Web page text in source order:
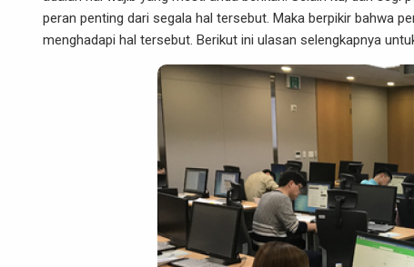
peran penting dari segala hal tersebut. Maka berpikir bahwa
menghadapi hal tersebut. Berikut ini ulasan selengkapnya